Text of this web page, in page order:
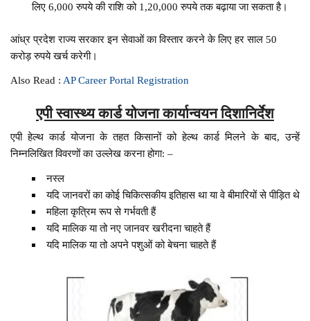
लिए 6,000 रुपये की राशि को 1,20,000 रुपये तक बढ़ाया जा सकता है।
आंध्र प्रदेश राज्य सरकार इन सेवाओं का विस्तार करने के लिए हर साल 50
करोड़ रुपये खर्च करेगी।
Also Read : AP Career Portal Registration
एपी स्वास्थ्य कार्ड योजना कार्यान्वयन दिशानिर्देश
एपी हेल्थ कार्ड योजना के तहत किसानों को हेल्थ कार्ड मिलने के बाद, उन्हें
निम्नलिखित विवरणों का उल्लेख करना होगा: –
नस्ल
यदि जानवरों का कोई चिकित्सकीय इतिहास था या वे बीमारियों से पीड़ित थे
महिला कृत्रिम रूप से गर्भवती हैं
यदि मालिक या तो नए जानवर खरीदना चाहते हैं
यदि मालिक या तो अपने पशुओं को बेचना चाहते हैं